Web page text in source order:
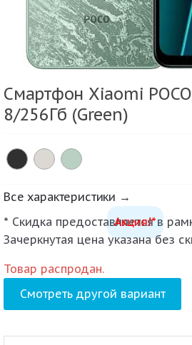
Смартфон Xiaomi
8/256Гб (Green)
Все характеристики →
Акция!*
* Скидка предоставляется в
Зачеркнутая цена указана без
Товар распродан.
Смотреть другой вариант